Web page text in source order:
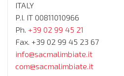
ITALY
P.I. IT 00811010966
Ph. +39 02 99 45 21
Fax. +39 02 99 45 23 67
info@sacmalimbiate.it
com@sacmalimbiate.it